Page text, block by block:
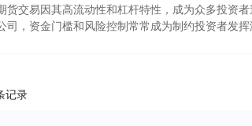
货交易因其高流动性和杠杆特性，成为众多投资
司，资金门槛和风险控制常常成为制约投资者发
记录